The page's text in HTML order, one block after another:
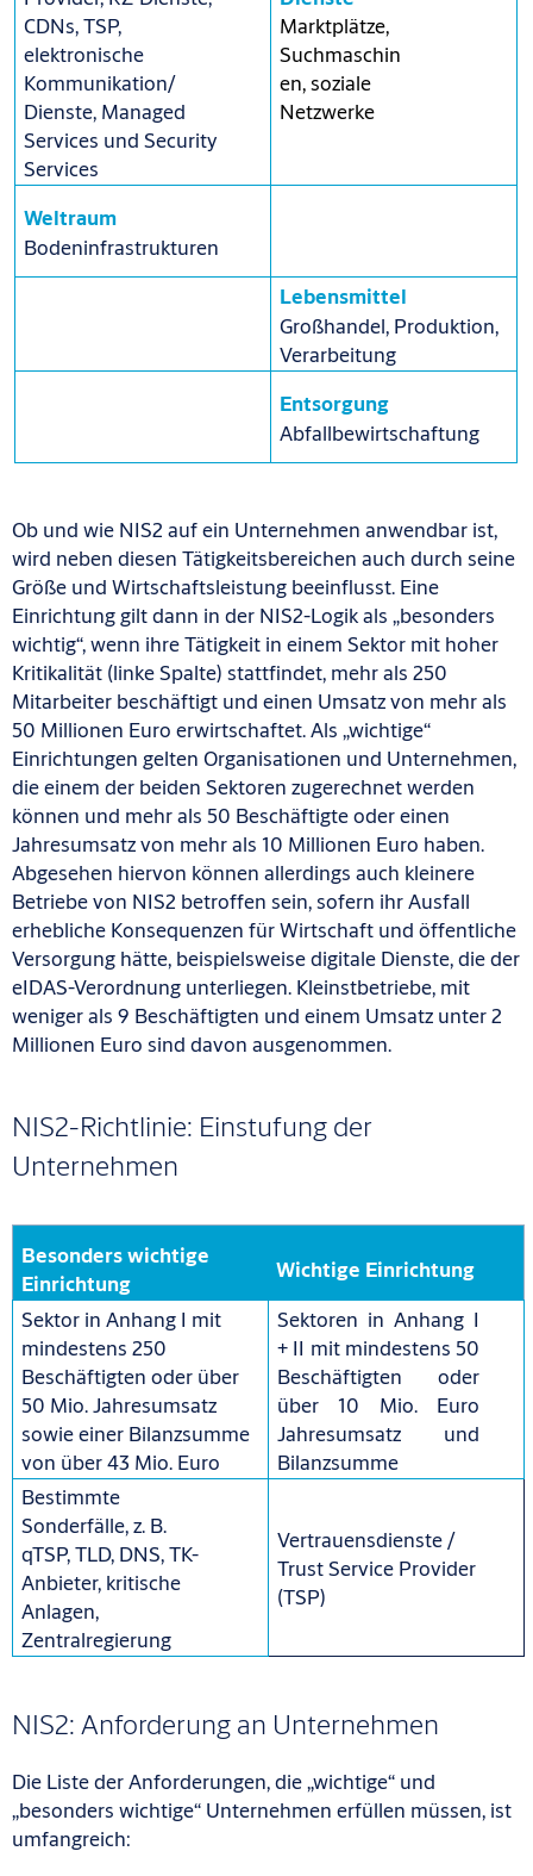
CDNs, TSP,
elektronische
Kommunikation/
Dienste, Managed
Services und Security
Services
Marktplätze,
Suchmaschin
en, soziale
Netzwerke
Weltraum
Bodeninfrastrukturen
Lebensmittel
Großhandel, Produktion,
Verarbeitung
Entsorgung
Abfallbewirtschaftung
Ob und wie NIS2 auf ein Unternehmen anwendbar ist,
wird neben diesen Tätigkeitsbereichen auch durch seine
Größe und Wirtschaftsleistung beeinflusst. Eine
Einrichtung gilt dann in der NIS2-Logik als „besonders
wichtig“, wenn ihre Tätigkeit in einem Sektor mit hoher
Kritikalität (linke Spalte) stattfindet, mehr als 250
Mitarbeiter beschäftigt und einen Umsatz von mehr als
50 Millionen Euro erwirtschaftet. Als „wichtige“
Einrichtungen gelten Organisationen und Unternehmen,
die einem der beiden Sektoren zugerechnet werden
können und mehr als 50 Beschäftigte oder einen
Jahresumsatz von mehr als 10 Millionen Euro haben.
Abgesehen hiervon können allerdings auch kleinere
Betriebe von NIS2 betroffen sein, sofern ihr Ausfall
erhebliche Konsequenzen für Wirtschaft und öffentliche
Versorgung hätte, beispielsweise digitale Dienste, die der
eIDAS-Verordnung unterliegen. Kleinstbetriebe, mit
weniger als 9 Beschäftigten und einem Umsatz unter 2
Millionen Euro sind davon ausgenommen.
NIS2-Richtlinie: Einstufung der
Unternehmen
Besonders wichtige
Einrichtung
Wichtige Einrichtung
Sektor in Anhang I mit
mindestens 250
Beschäftigten oder über
50 Mio. Jahresumsatz
sowie einer Bilanzsumme
von über 43 Mio. Euro
Sektoren in Anhang I
+ II mit mindestens 50
Beschäftigten oder
über 10 Mio. Euro
Jahresumsatz und
Bilanzsumme
Bestimmte
Sonderfälle, z. B.
qTSP, TLD, DNS, TK-
Anbieter, kritische
Anlagen,
Zentralregierung
Vertrauensdienste /
Trust Service Provider
(TSP)
NIS2: Anforderung an Unternehmen
Die Liste der Anforderungen, die „wichtige“ und
„besonders wichtige“ Unternehmen erfüllen müssen, ist
umfangreich: